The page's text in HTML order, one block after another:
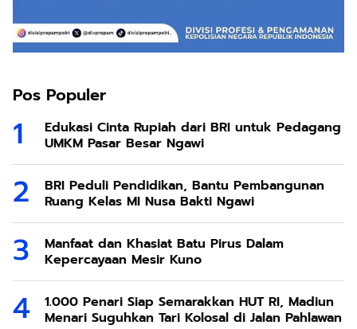
Pos Populer
Edukasi Cinta Rupiah dari BRI untuk Pedagang
UMKM Pasar Besar Ngawi
BRI Peduli Pendidikan, Bantu Pembangunan
Ruang Kelas MI Nusa Bakti Ngawi
Manfaat dan Khasiat Batu Pirus Dalam
Kepercayaan Mesir Kuno
1.000 Penari Siap Semarakkan HUT RI, Madiun
Menari Suguhkan Tari Kolosal di Jalan Pahlawan